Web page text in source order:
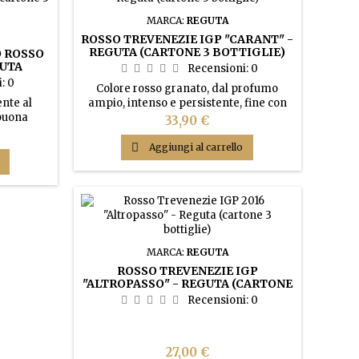
0
al
a
fondo
MARCA: REGUTA
ROSSO TREVENEZIE IGP "CARANT" -
REGUTA (CARTONE 3 BOTTIGLIE)
Recensioni: 0
Colore rosso granato, dal profumo
ampio, intenso e persistente, fine con
sentori di marasca e noce moscata. Vino
di grande struttura, risulta vellutato e
avvolgente.
Prezzo
33,90 €
 Aggiungi al carrello
MARCA: REGUTA
ROSSO TREVENEZIE IGP
"ALTROPASSO" - REGUTA (CARTONE
3 BOTTIGLIE)
Recensioni: 0
Prezzo
27,00 €